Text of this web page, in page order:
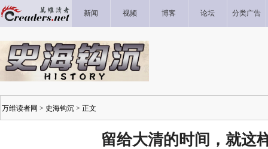
新闻 视频 博客 论坛 分类广告
万维读者网 > 史海钩沉 > 正文
留给大清的时间，就这